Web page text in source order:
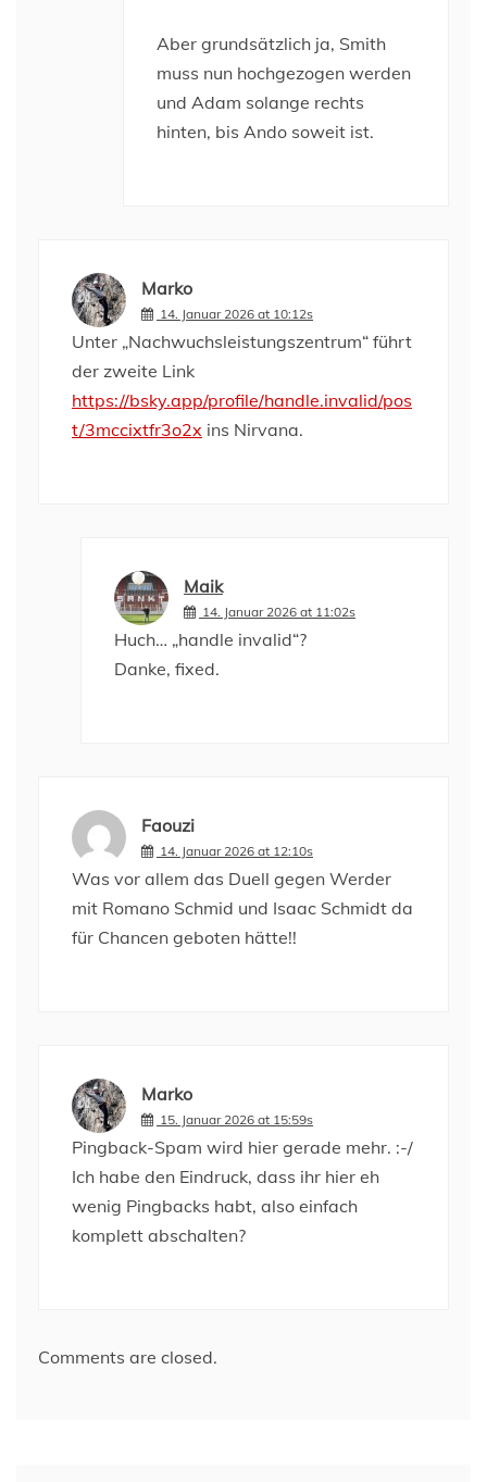
Aber grundsätzlich ja, Smith
muss nun hochgezogen werden
und Adam solange rechts
hinten, bis Ando soweit ist.
Marko
14. Januar 2026 at 10:12s
Unter „Nachwuchsleistungszentrum“ führt
der zweite Link
https://bsky.app/profile/handle.invalid/pos
t/3mccixtfr3o2x ins Nirvana.
Maik
14. Januar 2026 at 11:02s
Huch… „handle invalid“?
Danke, fixed.
Faouzi
14. Januar 2026 at 12:10s
Was vor allem das Duell gegen Werder
mit Romano Schmid und Isaac Schmidt da
für Chancen geboten hätte!!
Marko
15. Januar 2026 at 15:59s
Pingback-Spam wird hier gerade mehr. :-/
Ich habe den Eindruck, dass ihr hier eh
wenig Pingbacks habt, also einfach
komplett abschalten?
Comments are closed.